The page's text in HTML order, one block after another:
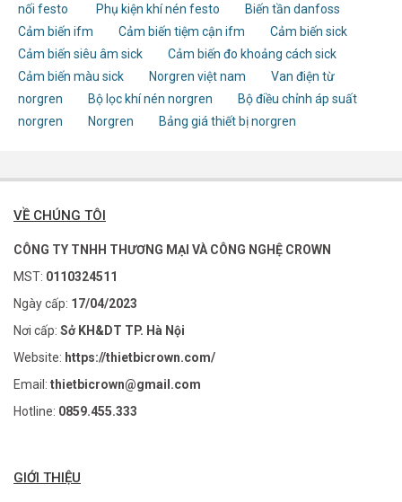
nối festo
Phụ kiện khí nén festo
Biến tần danfoss
Cảm biến ifm
Cảm biến tiệm cận ifm
Cảm biến sick
Cảm biến siêu âm sick
Cảm biến đo khoảng cách sick
Cảm biến màu sick
Norgren việt nam
Van điện từ
norgren
Bộ lọc khí nén norgren
Bộ điều chỉnh áp suất
norgren
Norgren Bảng giá thiết bị norgren
VỀ CHÚNG TÔI
CÔNG TY TNHH THƯƠNG MẠI VÀ CÔNG NGHỆ CROWN
MST: 0110324511
Ngày cấp: 17/04/2023
Nơi cấp: Sở KH&DT TP. Hà Nội
Website: https://thietbicrown.com/
Email: thietbicrown@gmail.com
Hotline: 0859.455.333
GIỚI THIỆU